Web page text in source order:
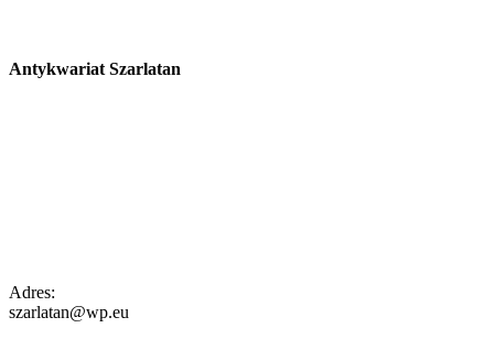
Antykwariat Szarlatan
Adres:
szarlatan@wp.eu